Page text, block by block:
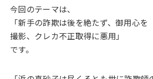
今回のテーマは、
「新手の詐欺は後を絶たず、御用心
撮影、クレカ不正取得に悪用」
です。